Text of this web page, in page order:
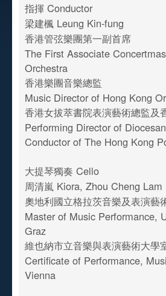
指揮 Conductor
梁建楓 Leung Kin-fung
香港管弦樂團第一副首席
The First Associate
Orchestra
香港樂團音樂總監
Music Director of Hong Kong
香港女拔萃書院表演藝術總監及
Performing Director of
Conductor of The Hong Kong
大提琴獨奏 Cello
周清嵐 Kiora, Zhou Cheng Lam
奧地利國立格拉茨音樂及表演藝
Master of Music Performance,
Graz
維也納市立音樂與表演藝術大學
Certificate of Performance,
Vienna